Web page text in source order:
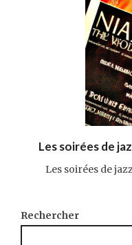
Les soirées de
Les soirées de
Rechercher